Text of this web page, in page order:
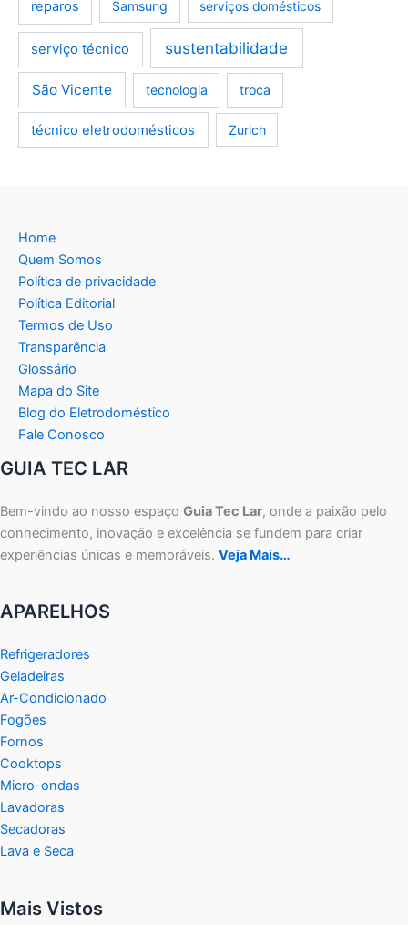
reparos Samsung serviços domésticos
serviço técnico sustentabilidade
São Vicente tecnologia troca
técnico eletrodomésticos Zurich
Home
Quem Somos
Política de privacidade
Política Editorial
Termos de Uso
Transparência
Glossário
Mapa do Site
Blog do Eletrodoméstico
Fale Conosco
GUIA TEC LAR
Bem-vindo ao nosso espaço Guia Tec Lar, onde a paixão pelo
conhecimento, inovação e excelência se fundem para criar
experiências únicas e memoráveis. Veja Mais…
APARELHOS
Refrigeradores
Geladeiras
Ar-Condicionado
Fogões
Fornos
Cooktops
Micro-ondas
Lavadoras
Secadoras
Lava e Seca
Mais Vistos